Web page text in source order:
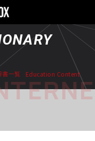
書一覧 Education Content